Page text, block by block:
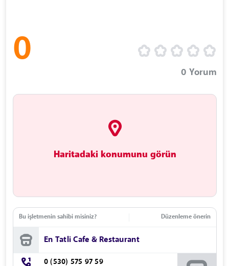
0
0 Yorum
Haritadaki konumunu görün
Bu işletmenin sahibi misiniz? Düzenleme önerin
En Tatli Cafe & Restaurant
0 (530) 575 97 59